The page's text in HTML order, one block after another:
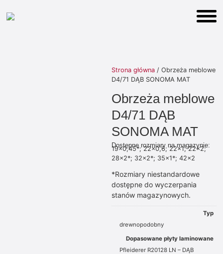
Strona główna / Obrzeża meblowe
D4/71 DĄB SONOMA MAT
Obrzeża meblowe
D4/71 DĄB
SONOMA MAT
Dostępne rozmiary na magazynie:
19×0,45*; 22×0,6; 22×1; 22×2;
28×2*; 32×2*; 35×1*; 42×2
*Rozmiary niestandardowe
dostępne do wyczerpania
stanów magazynowych.
Typ
drewnopodobny
Dopasowane płyty laminowane
Pfleiderer R20128 LN – DĄB